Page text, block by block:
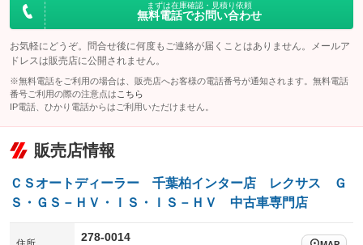
まずは在庫確認・見積り依頼
無料電話でお問い合わせ
お気軽にどうぞ。問合せ後に何度もご連絡が届くことはありません。メールア
ドレスは販売店に公開されません。
※無料電話をご利用の場合は、販売店へお客様の電話番号が通知されます。無料電話
番号ご利用の際の注意点は こちら
IP電話、ひかり電話からはご利用いただけません。
販売店情報
ＣＳオートディーラー 千葉柏インター店 レクサス Ｇ
Ｓ・ＧＳ－ＨＶ・ＩＳ・ＩＳ－ＨＶ 中古車専門店
278-0014